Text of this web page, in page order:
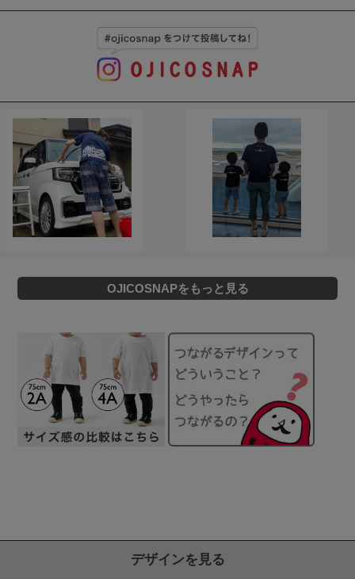
OJICOSNAPをもっと見る
デザインを見る